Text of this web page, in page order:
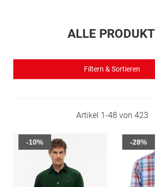
ALLE
Filtern & Sortieren
Artikel 1-48 von 423
-10% -28%